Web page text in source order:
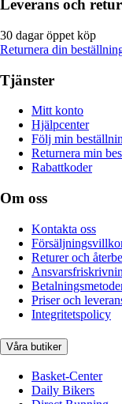
Leverans och retur
30 dagar öppet köp
Returnera din
Tjänster
Mitt konto
Hjälpcenter
Följ min
Returnera min
Rabattkoder
Om oss
Kontakta oss
Returer och
Priser och
Integritetspolicy
Våra butiker
Basket-Center
Daily Bikers